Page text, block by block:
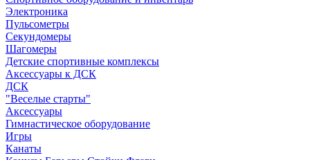
Электроника
Пульсометры
Секундомеры
Шагомеры
Детские спортивные комплексы
Аксессуары к ДСК
ДСК
"Веселые старты"
Аксессуары
Гимнастическое оборудование
Игры
Канаты